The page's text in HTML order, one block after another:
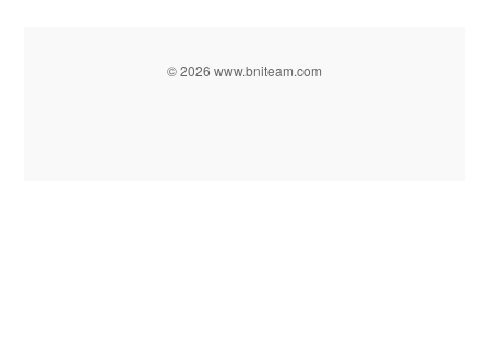
© 2026 www.bniteam.com